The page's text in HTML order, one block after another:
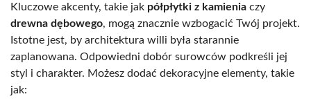
Kluczowe akcenty, takie jak półpłytki z kamienia czy
drewna dębowego, mogą znacznie wzbogacić Twój projekt.
Istotne jest, by architektura willi była starannie
zaplanowana. Odpowiedni dobór surowców podkreśli jej
styl i charakter. Możesz dodać dekoracyjne elementy, takie
jak: